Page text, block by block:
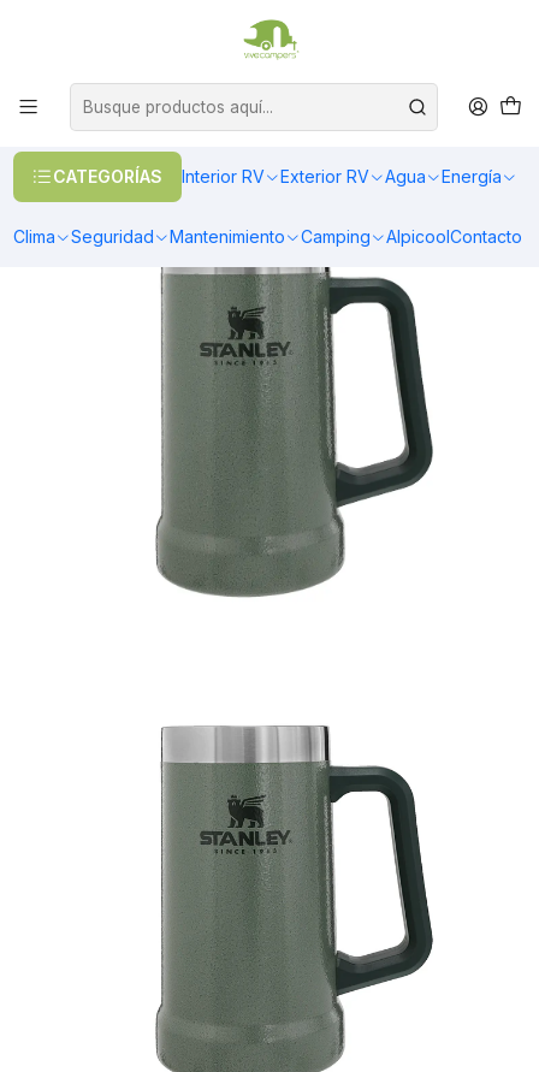
CATEGORÍAS Interior RV Exterior RV Agua Energía
Clima Seguridad Mantenimiento Camping AlpicoolContacto
OFERTAS EN CALEFACCIÓN DIESEL
VASO DE CERVEZA ADVENTURE | 709 ML VERDE